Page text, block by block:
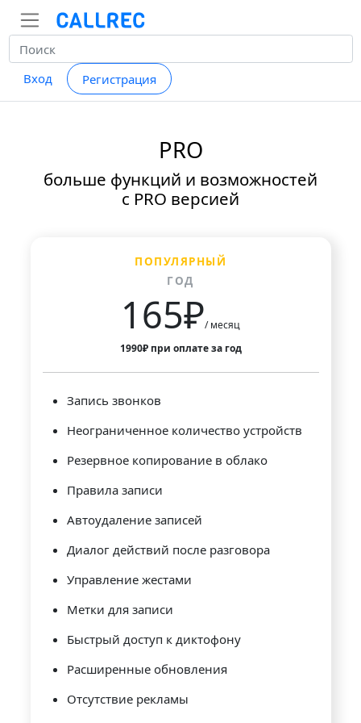
Вход Регистрация
Loading...
PRO
больше функций и возможностей
с PRO версией
ПОПУЛЯРНЫЙ
ГОД
165₽/ месяц
1990₽ при оплате за год
Запись звонков
Неограниченное количество устройств
Резервное копирование в облако
Правила записи
Автоудаление записей
Диалог действий после разговора
Управление жестами
Метки для записи
Быстрый доступ к диктофону
Расширенные обновления
Отсутствие рекламы